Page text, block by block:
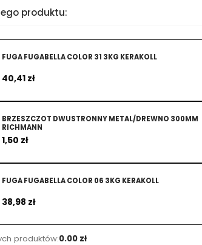
produktu:
FUGA FUGABELLA COLOR 31 3KG KERAKOLL
Cena
40,41 zł
BRZESZCZOT DWUSTRONNY METAL/DREWNO 300MM
RICHMANN
Cena
1,50 zł
FUGA FUGABELLA COLOR 06 3KG KERAKOLL
Cena
38,98 zł
produktów:0.00 zł